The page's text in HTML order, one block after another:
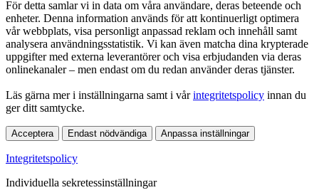
För detta samlar vi in data om våra användare, deras beteende och
enheter. Denna information används för att kontinuerligt optimera
vår webbplats, visa personligt anpassad reklam och innehåll samt
analysera användningsstatistik. Vi kan även matcha dina krypterade
uppgifter med externa leverantörer och visa erbjudanden via deras
onlinekanaler – men endast om du redan använder deras tjänster.
Läs gärna mer i inställningarna samt i vårintegritetspolicy innan du
ger ditt samtycke.
Acceptera Endast nödvändiga Anpassa inställningar
Integritetspolicy
Individuella sekretessinställningar